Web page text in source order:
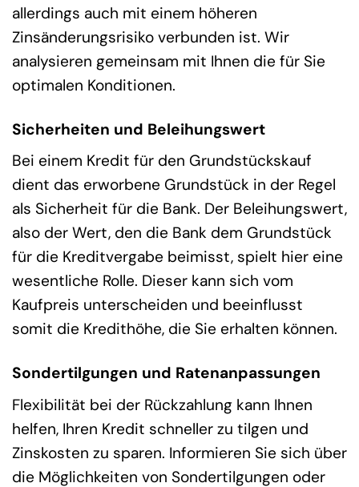
allerdings auch mit einem höheren
Zinsänderungsrisiko verbunden ist. Wir
analysieren gemeinsam mit Ihnen die für Sie
optimalen Konditionen.
Sicherheiten und Beleihungswert
Bei einem Kredit für den Grundstückskauf
dient das erworbene Grundstück in der Regel
als Sicherheit für die Bank. Der Beleihungswert,
also der Wert, den die Bank dem Grundstück
für die Kreditvergabe beimisst, spielt hier eine
wesentliche Rolle. Dieser kann sich vom
Kaufpreis unterscheiden und beeinflusst
somit die Kredithöhe, die Sie erhalten können.
Sondertilgungen und Ratenanpassungen
Flexibilität bei der Rückzahlung kann Ihnen
helfen, Ihren Kredit schneller zu tilgen und
Zinskosten zu sparen. Informieren Sie sich über
die Möglichkeiten von Sondertilgungen oder